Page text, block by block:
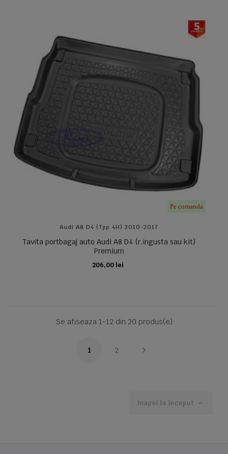
Pe comanda
Audi A8 D4 (typ 4H) 2010-2017
Tavita portbagaj auto Audi A8 D4 (r.ingusta sau kit)
Premium
206,00 lei
ADAUGA IN COS
Se afiseaza 1-12 din 20 produs(e)
1 2 
Inapoi la inceput 